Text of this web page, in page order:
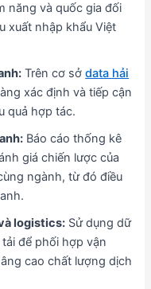
năng và quốc gia đối
xuất nhập khẩu Việt
Trên cơ sởdata hải
xác định và tiếp cận
quả hợp tác.
Báo cáo thống kê
giá chiến lược của
ngành, từ đó điều
logistics: Sử dụng dữ
để phối hợp vận
cao chất lượng dịch